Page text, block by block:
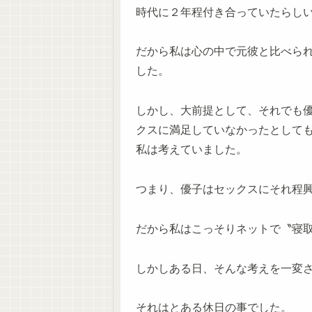
時代に２年程付き合っていたらし
だから私は心の中で元彼と比べら
した。
しかし、大前提として、それでも
クスに満足していなかったとして
私は考えていました。
つまり、優子はセックスにそれ程
だから私はこっそりネットで〝寝
しかしある日、そんな考えを一変
それはとある休日の事でした。